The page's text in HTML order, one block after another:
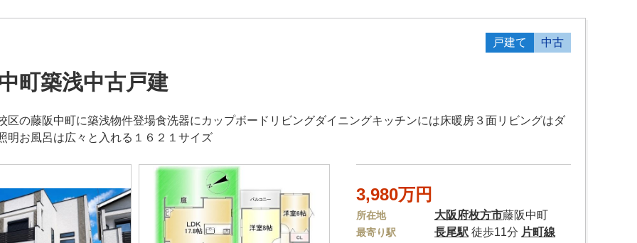
戸建て 中古
町築浅中古戸建
区の藤阪中町に築浅物件登場食洗器にカップボードリビングダイニングキッチンには床暖房３面リビングはダ
明お風呂は広々と入れる１６２１サイズ
3,980万円
所在地 大阪府枚方市藤阪中町
最寄り駅 長尾駅 徒歩11分 片町線